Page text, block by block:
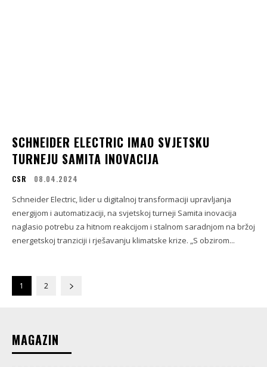
SCHNEIDER ELECTRIC IMAO SVJETSKU
TURNEJU SAMITA INOVACIJA
CSR 08.04.2024
Schneider Electric, lider u digitalnoj transformaciji upravljanja
energijom i automatizaciji, na svjetskoj turneji Samita inovacija
naglasio potrebu za hitnom reakcijom i stalnom saradnjom na bržoj
energetskoj tranziciji i rješavanju klimatske krize. „S obzirom...
1 2
MAGAZIN